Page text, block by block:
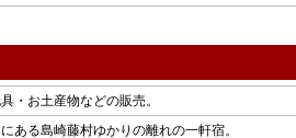
・お土産物などの販売。
ある島崎藤村ゆかりの離れの一軒宿。